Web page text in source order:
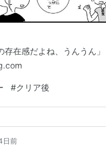
存在感だよね、うんうん
#クリア後
日前